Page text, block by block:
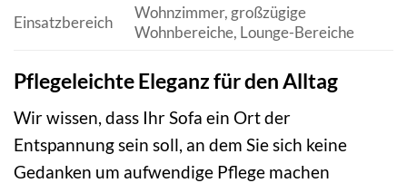
Einsatzbereich
Wohnzimmer, großzügige
Wohnbereiche, Lounge-Bereiche
Pflegeleichte Eleganz für den Alltag
Wir wissen, dass Ihr Sofa ein Ort der
Entspannung sein soll, an dem Sie sich keine
Gedanken um aufwendige Pflege machen